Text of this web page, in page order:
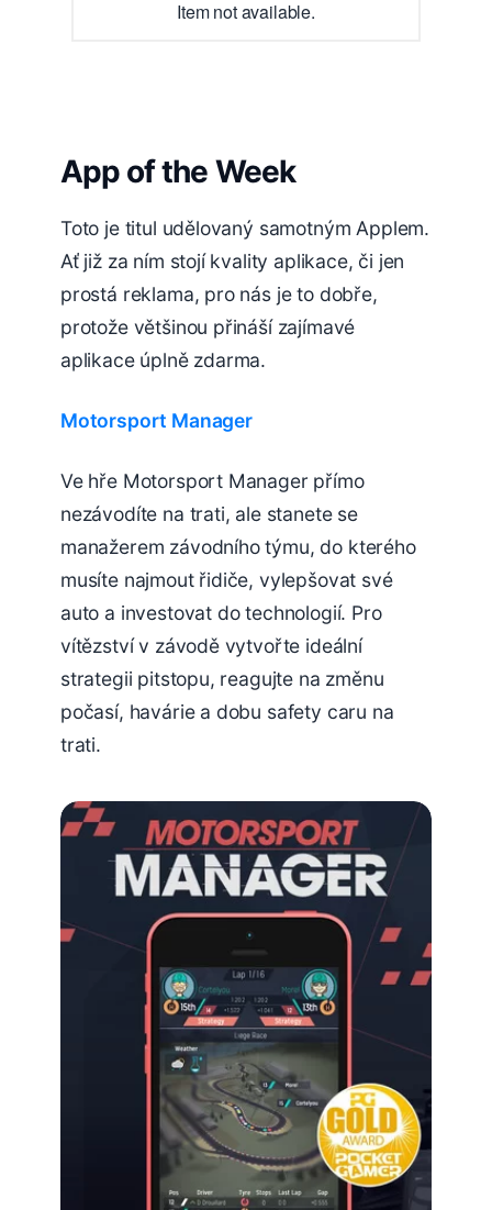
Item not available.
App of the Week
Toto je titul udělovaný samotným Applem.
Ať již za ním stojí kvality aplikace, či jen
prostá reklama, pro nás je to dobře,
protože většinou přináší zajímavé
aplikace úplně zdarma.
Motorsport Manager
Ve hře Motorsport Manager přímo
nezávodíte na trati, ale stanete se
manažerem závodního týmu, do kterého
musíte najmout řidiče, vylepšovat své
auto a investovat do technologií. Pro
vítězství v závodě vytvořte ideální
strategii pitstopu, reagujte na změnu
počasí, havárie a dobu safety caru na
trati.